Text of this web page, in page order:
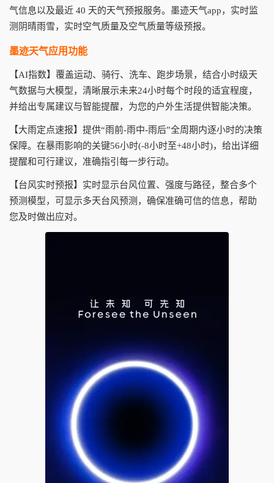
气信息以及最近 40 天的天气预报服务。墨迹天气app，实时监
测阴晴雨雪，实时空气质量及空气质量等级预报。
墨迹天气应用功能
【AI指数】覆盖运动、骑行、洗车、跑步场景，结合小时级天
气数据与大模型，清晰展示未来24小时每个时段的适宜程度，
并给出专属建议与智能提醒，为您的户外生活提供智能决策。
【大雨定点速报】提供“雨前-雨中-雨后”全周期内逐小时的决策
保障。在暴雨影响的关键56小时(-8小时至+48小时)，给出详细
提醒和可行建议，准确指引每一步行动。
【台风实时预报】实时显示台风位置、强度与路径，整合多个
预测模型，可显示多天台风预测，确保准确可信的信息，帮助
您及时做出应对。